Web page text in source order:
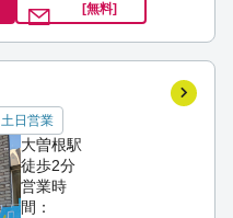
[無料]
土日営業
大曽根駅
徒歩2分
営業時
間：